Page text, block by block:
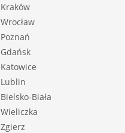
Kraków
Wrocław
Poznań
Gdańsk
Katowice
Lublin
Bielsko-Biała
Wieliczka
Zgierz